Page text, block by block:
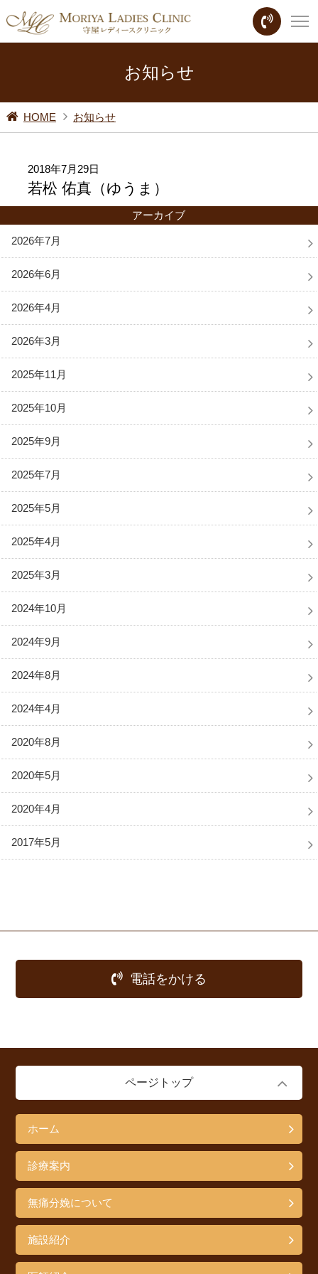
お知らせ
HOME お知らせ
2018年7月29日
若松 佑真（ゆうま）
アーカイブ
2026年7月
2026年6月
2026年4月
2026年3月
2025年11月
2025年10月
2025年9月
2025年7月
2025年5月
2025年4月
2025年3月
2024年10月
2024年9月
2024年8月
2024年4月
2020年8月
2020年5月
2020年4月
2017年5月
電話をかける
ページトップ
ホーム
診療案内
無痛分娩について
施設紹介